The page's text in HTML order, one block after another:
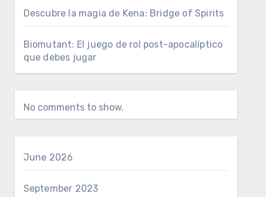
Descubre la magia de Kena: Bridge of Spirits
Biomutant: El juego de rol post-apocalíptico
que debes jugar
No comments to show.
June 2026
September 2023